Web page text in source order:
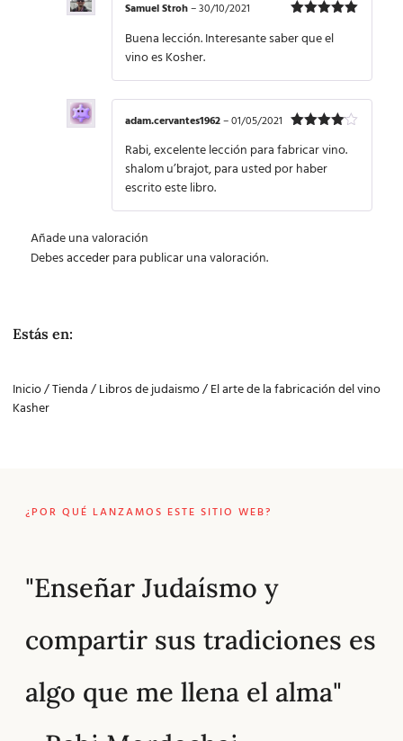
con5de 5
Samuel Stroh–30/10/2021
Buena lección. Interesante saber que el
vino es Kosher.
con4 de
5
adam.cervantes1962–01/05/2021
Rabi, excelente lección para fabricar vino.
shalom u’brajot, para usted por haber
escrito este libro.
Añade una valoración
Debesaccederpara publicar una valoración.
Estás en:
Inicio/Tienda/Libros de judaismo/ El arte de la fabricación del vino
Kasher
¿POR QUÉ LANZAMOS ESTE SITIO WEB?
"Enseñar Judaísmo y
compartir sus tradiciones es
algo que me llena el alma"